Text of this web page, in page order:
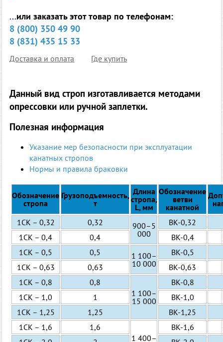
...или заказать этот товар по телефонам:
8 (800) 350 49 90
8 (831) 435 15 33
Доставка и оплата Где купить
Данный вид строп изготавливается методами
опрессовки или ручной заплетки.
Полезная информация
Указание мер безопасности при эксплуатации
канатных стропов
Нормы и правила браковки
Обозначение
стропа
Грузоподъемность,
т
Длина
стропа,
L, мм
Обозначение
ветви
канатной
1СК – 0,32
0,32
900–5
000
ВК-0,32
1СК – 0,4
0,4
ВК-0,4
1СК – 0,5
0,5
1 100–
10 000
ВК-0,5
1СК – 0,63
0,63
ВК-0,63
1СК – 0,8
0,8
1 100–
15 000
ВК-0,8
1СК – 1,0
1
ВК-1,0
1СК – 1,25
1,25
ВК-1,25
1СК – 1,6
1,6
1 400–
ВК-1,6